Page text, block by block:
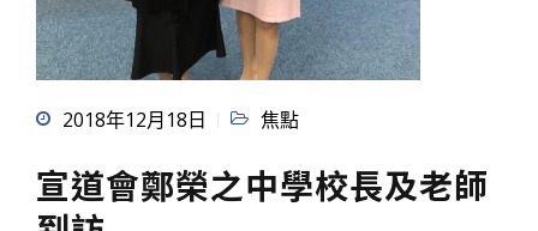
2018年12月18日 焦點
宣道會鄭榮之中學校長及老師